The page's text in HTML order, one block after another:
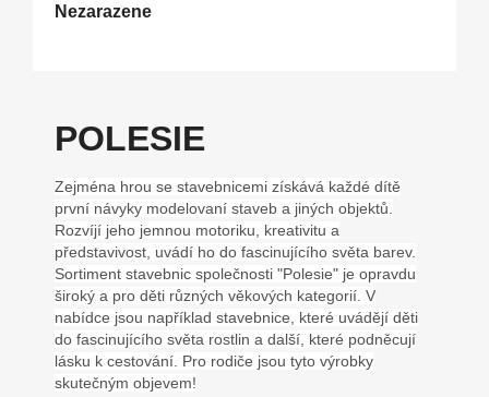
Nezarazene
POLESIE
Zejména hrou se stavebnicemi získává každé dítě
první návyky modelovaní staveb a jiných objektů.
Rozvíjí jeho jemnou motoriku, kreativitu a
představivost, uvádí ho do fascinujícího světa barev.
Sortiment stavebnic společnosti "Polesie" je opravdu
široký a pro děti různých věkových kategorií. V
nabídce jsou například stavebnice, které uvádějí děti
do fascinujícího světa rostlin a další, které podněcují
lásku k cestování. Pro rodiče jsou tyto výrobky
skutečným objevem!